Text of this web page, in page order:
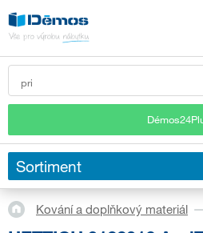
Sortiment
Kování a doplňkový materiál